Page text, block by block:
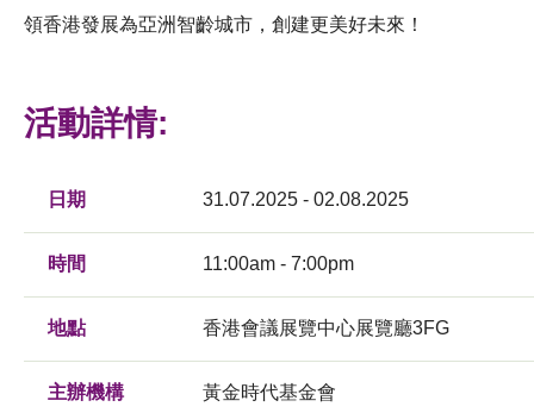
領香港發展為亞洲智齡城市，創建更美好未來！
活動詳情:
日期 31.07.2025 - 02.08.2025
時間 11:00am - 7:00pm
地點 香港會議展覽中心展覽廳3FG
主辦機構 黃金時代基金會